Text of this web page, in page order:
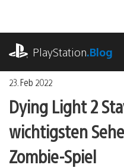
springen
PlayStation.Blog
23. Feb 2022
Dying Light 2
wichtigsten
Zombie-Spiel